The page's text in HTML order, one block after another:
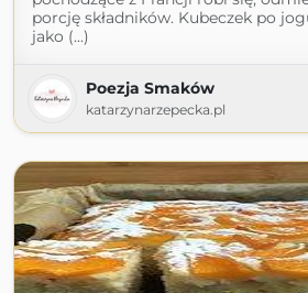
porcję składników. Kubeczek po
jako (...)
Poezja Smaków
katarzynarzepecka.pl